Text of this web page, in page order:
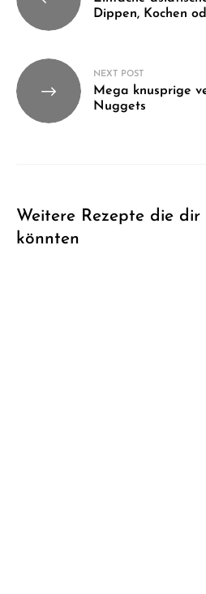
Dippen, Kochen
NEXT POST
Mega knusprige
Nuggets
Weitere Rezepte die dir
könnten